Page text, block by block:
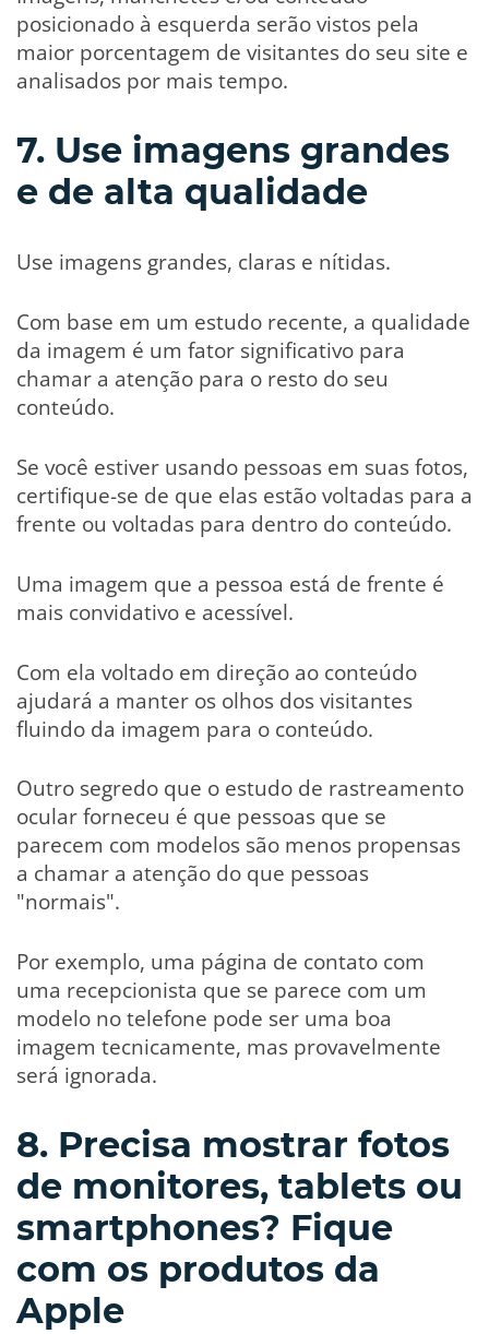
posicionado à esquerda serão vistos pela
maior porcentagem de visitantes do seu site e
analisados por mais tempo.
7. Use imagens grandes
e de alta qualidade
Use imagens grandes, claras e nítidas.
Com base em um estudo recente, a qualidade
da imagem é um fator significativo para
chamar a atenção para o resto do seu
conteúdo.
Se você estiver usando pessoas em suas fotos,
certifique-se de que elas estão voltadas para a
frente ou voltadas para dentro do conteúdo.
Uma imagem que a pessoa está de frente é
mais convidativo e acessível.
Com ela voltado em direção ao conteúdo
ajudará a manter os olhos dos visitantes
fluindo da imagem para o conteúdo.
Outro segredo que o estudo de rastreamento
ocular forneceu é que pessoas que se
parecem com modelos são menos propensas
a chamar a atenção do que pessoas
"normais".
Por exemplo, uma página de contato com
uma recepcionista que se parece com um
modelo no telefone pode ser uma boa
imagem tecnicamente, mas provavelmente
será ignorada.
8. Precisa mostrar fotos
de monitores, tablets ou
smartphones? Fique
com os produtos da
Apple